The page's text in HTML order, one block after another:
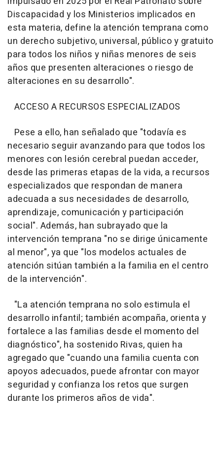
Discapacidad y los Ministerios implicados en
esta materia, define la atención temprana como
un derecho subjetivo, universal, público y gratuito
para todos los niños y niñas menores de seis
años que presenten alteraciones o riesgo de
alteraciones en su desarrollo".
ACCESO A RECURSOS ESPECIALIZADOS
Pese a ello, han señalado que "todavía es
necesario seguir avanzando para que todos los
menores con lesión cerebral puedan acceder,
desde las primeras etapas de la vida, a recursos
especializados que respondan de manera
adecuada a sus necesidades de desarrollo,
aprendizaje, comunicación y participación
social". Además, han subrayado que la
intervención temprana "no se dirige únicamente
al menor", ya que "los modelos actuales de
atención sitúan también a la familia en el centro
de la intervención".
"La atención temprana no solo estimula el
desarrollo infantil; también acompaña, orienta y
fortalece a las familias desde el momento del
diagnóstico", ha sostenido Rivas, quien ha
agregado que "cuando una familia cuenta con
apoyos adecuados, puede afrontar con mayor
seguridad y confianza los retos que surgen
durante los primeros años de vida".